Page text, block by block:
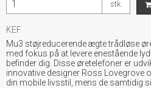
stk.
KEF
Mu3 støjreducerende ægte trådløse
med fokus på at levere enestående
befinder dig. Disse øretelefoner er
innovative designer Ross Lovegrove
din mobile livsstil, mens de samtidig